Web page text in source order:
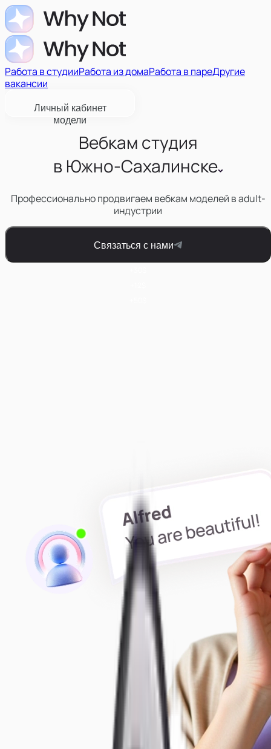
Работа в студииРабота из домаРабота в пареДругие
вакансии
Личный кабинет
модели
Вебкам студия
в Южно-Сахалинске
Профессионально продвигаем вебкам моделей в adult-
индустрии
Связаться с нами